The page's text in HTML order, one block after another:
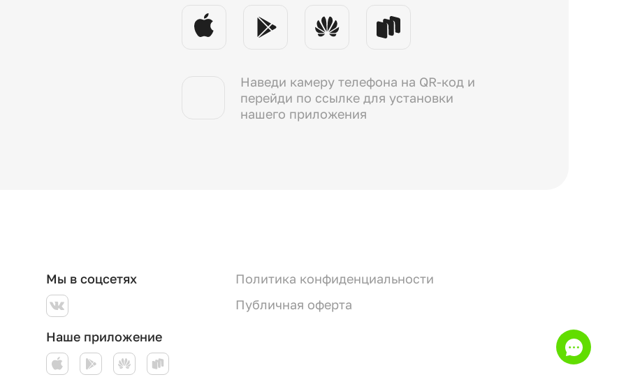
Наведи камеру телефона на QR-код и
перейди по ссылке для установки
нашего приложения
Мы в соцсетях
Наше приложение
Политика конфиденциальности
Публичная оферта